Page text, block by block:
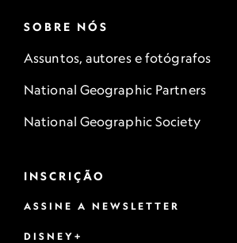
SOBRE NÓS
Assuntos, autores e fotógrafos
National Geographic Partners
National Geographic Society
INSCRIÇÃO
ASSINE A NEWSLETTER
DISNEY+